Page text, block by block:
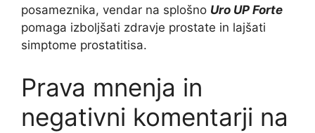
posameznika, vendar na splošno Uro UP Forte
pomaga izboljšati zdravje prostate in lajšati
simptome prostatitisa.
Prava mnenja in
negativni komentarji na